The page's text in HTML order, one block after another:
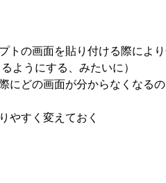
トの画面を貼り付ける際によ
ようにする、みたいに）
にどの画面が分からなくなる
やすく変えておく